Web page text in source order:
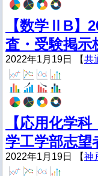
【数学ⅡB】
査・受験掲示
2022年1月19日 【共
【応用化学
学工学部志望
2022年1月19日 【神